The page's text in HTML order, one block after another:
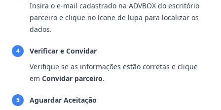
Insira o e-mail cadastrado na ADVBOX do escritório
parceiro e clique no ícone de lupa para localizar os
dados.
4
Verificar e Convidar
Verifique se as informações estão corretas e clique
em Convidar parceiro.
5
Aguardar Aceitação